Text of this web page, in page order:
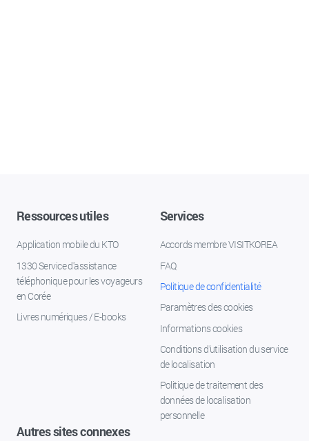
Ressources utiles
Application mobile du KTO
1330 Service d'assistance
téléphonique pour les voyageurs
en Corée
Livres numériques / E-books
Services
Accords membre VISITKOREA
FAQ
Politique de confidentialité
Paramètres des cookies
Informations cookies
Conditions d’utilisation du service
de localisation
Politique de traitement des
données de localisation
personnelle
Autres sites connexes